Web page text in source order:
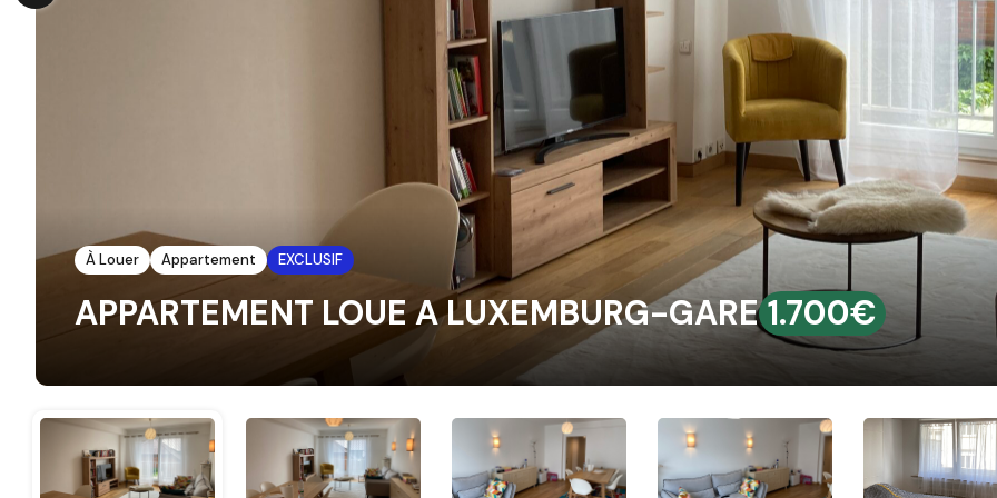
À Louer Appartement EXCLUSIF
APPARTEMENT LOUE A LUXEMBURG-GARE 1.700€